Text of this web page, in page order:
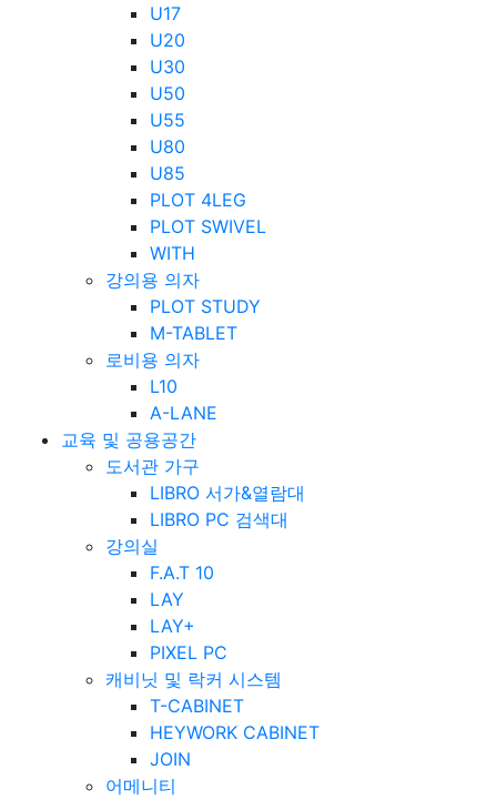
U17
U20
U30
U50
U55
U80
U85
PLOT 4LEG
PLOT SWIVEL
WITH
강의용 의자
PLOT STUDY
M-TABLET
로비용 의자
L10
A-LANE
교육 및 공용공간
도서관 가구
LIBRO 서가&열람대
LIBRO PC 검색대
강의실
F.A.T 10
LAY
LAY+
PIXEL PC
캐비닛 및 락커 시스템
T-CABINET
HEYWORK CABINET
JOIN
어메니티